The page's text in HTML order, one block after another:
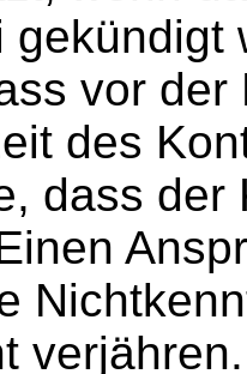
gekündigt
vor
des
dass der